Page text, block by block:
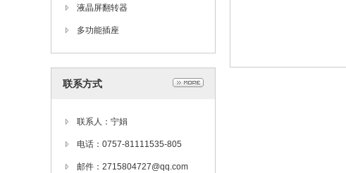
液晶屏翻转器
多功能插座
联系方式
联系人：宁娟
电话：0757-81111535-805
邮件：2715804727@qq.com